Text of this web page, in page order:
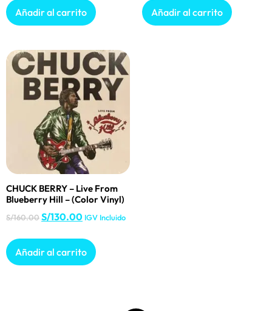
Añadir al carrito Añadir al carrito
CHUCK BERRY – Live From
Blueberry Hill – (Color Vinyl)
S/160.00S/130.00 IGV Incluido
Añadir al carrito